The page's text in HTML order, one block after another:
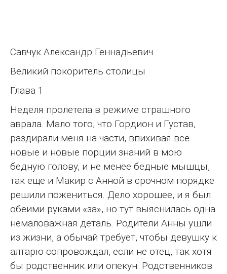
Савчук Александр Геннадьевич
Великий покоритель столицы
Глава 1
Неделя пролетела в режиме страшного
аврала. Мало того, что Гордион и Густав,
раздирали меня на части, впихивая все
новые и новые порции знаний в мою
бедную голову, и не менее бедные мышцы,
так еще и Макир с Анной в срочном порядке
решили пожениться. Дело хорошее, и я был
обеими руками «за», но тут выяснилась одна
немаловажная деталь. Родители Анны ушли
из жизни, а обычай требует, чтобы девушку к
алтарю сопровождал, если не отец, так хотя
бы родственник или опекун. Родственников